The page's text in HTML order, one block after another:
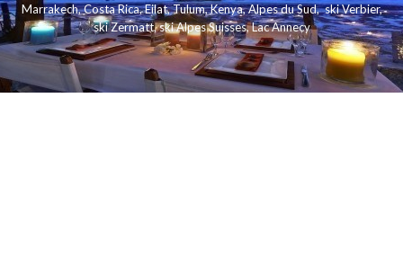
Marrakech,Costa Rica,Eilat,Tulum,Kenya,Alpes du Sud,ski Verbier,
ski Zermatt,ski Alpes Suisses,Lac Annecy